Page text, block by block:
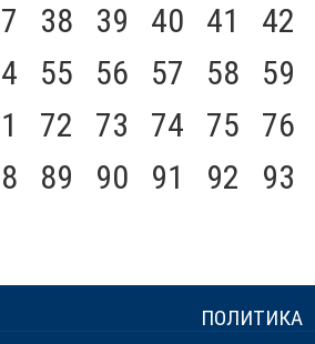
38 39 40 41
42
55 56 57 58
59
72 73 74 75
76
89 90 91 92 93
ПОЛИТИКА